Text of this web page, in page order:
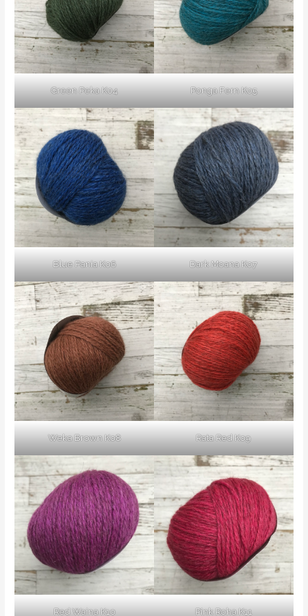
Green Peka K04 Ponga Fern K05
Blue Pania K06 Dark Moana K07
Weka Brown K08 Rata Red K09
Red Waina K10 Pink Roha K11